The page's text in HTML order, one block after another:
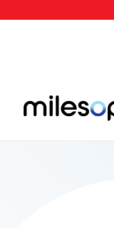
Panneau de